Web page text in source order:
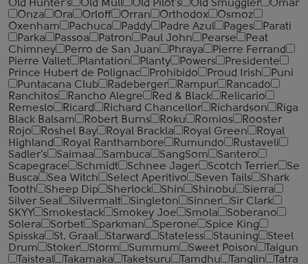
Old Hunter's
Old Mull Old Pilot's Old Smuggler
Omar
Onza
Ora Orloff Orran Orthodox
Osmoz
Oxenham
Pachuca Paddy Padre Azul Pages
Parati
Parka
Passoa Patron Paul John Pearse
Peat
Chimney
Perro de San Juan Phraya
Pierre Ferrand
Pierre Vallet
Plantation Planty Powers
Presidente
Prince Hubert de Polignac
Prohibido Proud Irish
Puni
Puntacana Club
Radeberger Rampur
Rancado
Ranchitos
Rancho Alegre Red & Black
Relicario
Remeslo
Ricard Richard Chancellor Richardson
Riga
Black Balsam
Robert Burns Roku Romios
Rooster
Rojo
Roshel Bay Royal Brackla Royal Green
Royal
Highland
Royal Ranthambore Rumundo
Rustaveli
Sadler's
Saimaa Sambuca SangSom
Santero
Scapegrace
Schmidt Schnee Jager Scotch Terrier
Se
Busca
Sea Witch Select Aperitivo Seven Tails
Shark
Tooth
Sheep Dip Sherlock Shin Shinobu
Sierra
Silver Seal
Silvermalt Singleton Sinner
Sir Clark
SKYY
Smokestack Smokey Joe Smola
Soberano
Solera
Sorbet Sparkman Sperone
Spice King
Spisska
St. Graal Starward Stateless Stauning
Steel
Drum
Stoker Storm Summum Sweet Poison
Taigun
Taisteal
Takamaka Taketsuru Tamdhu Tanglin
Tatra